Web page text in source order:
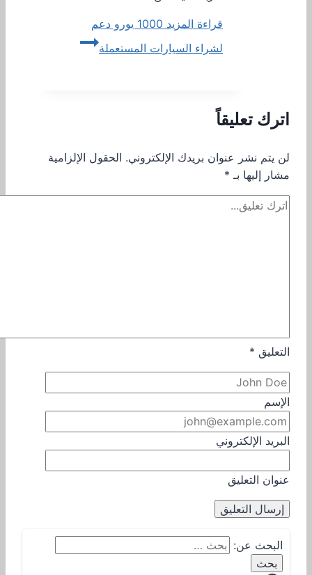
قراءة المزيد
1000 يورو دعم
لشراء السيارات المستعملة
اترك تعليقاً
لن يتم نشر عنوان بريدك الإلكتروني. الحقول الإلزامية
مشار إليها بـ *
التعليق *
الإسم
البريد الإلكتروني
عنوان التعليق
البحث عن: